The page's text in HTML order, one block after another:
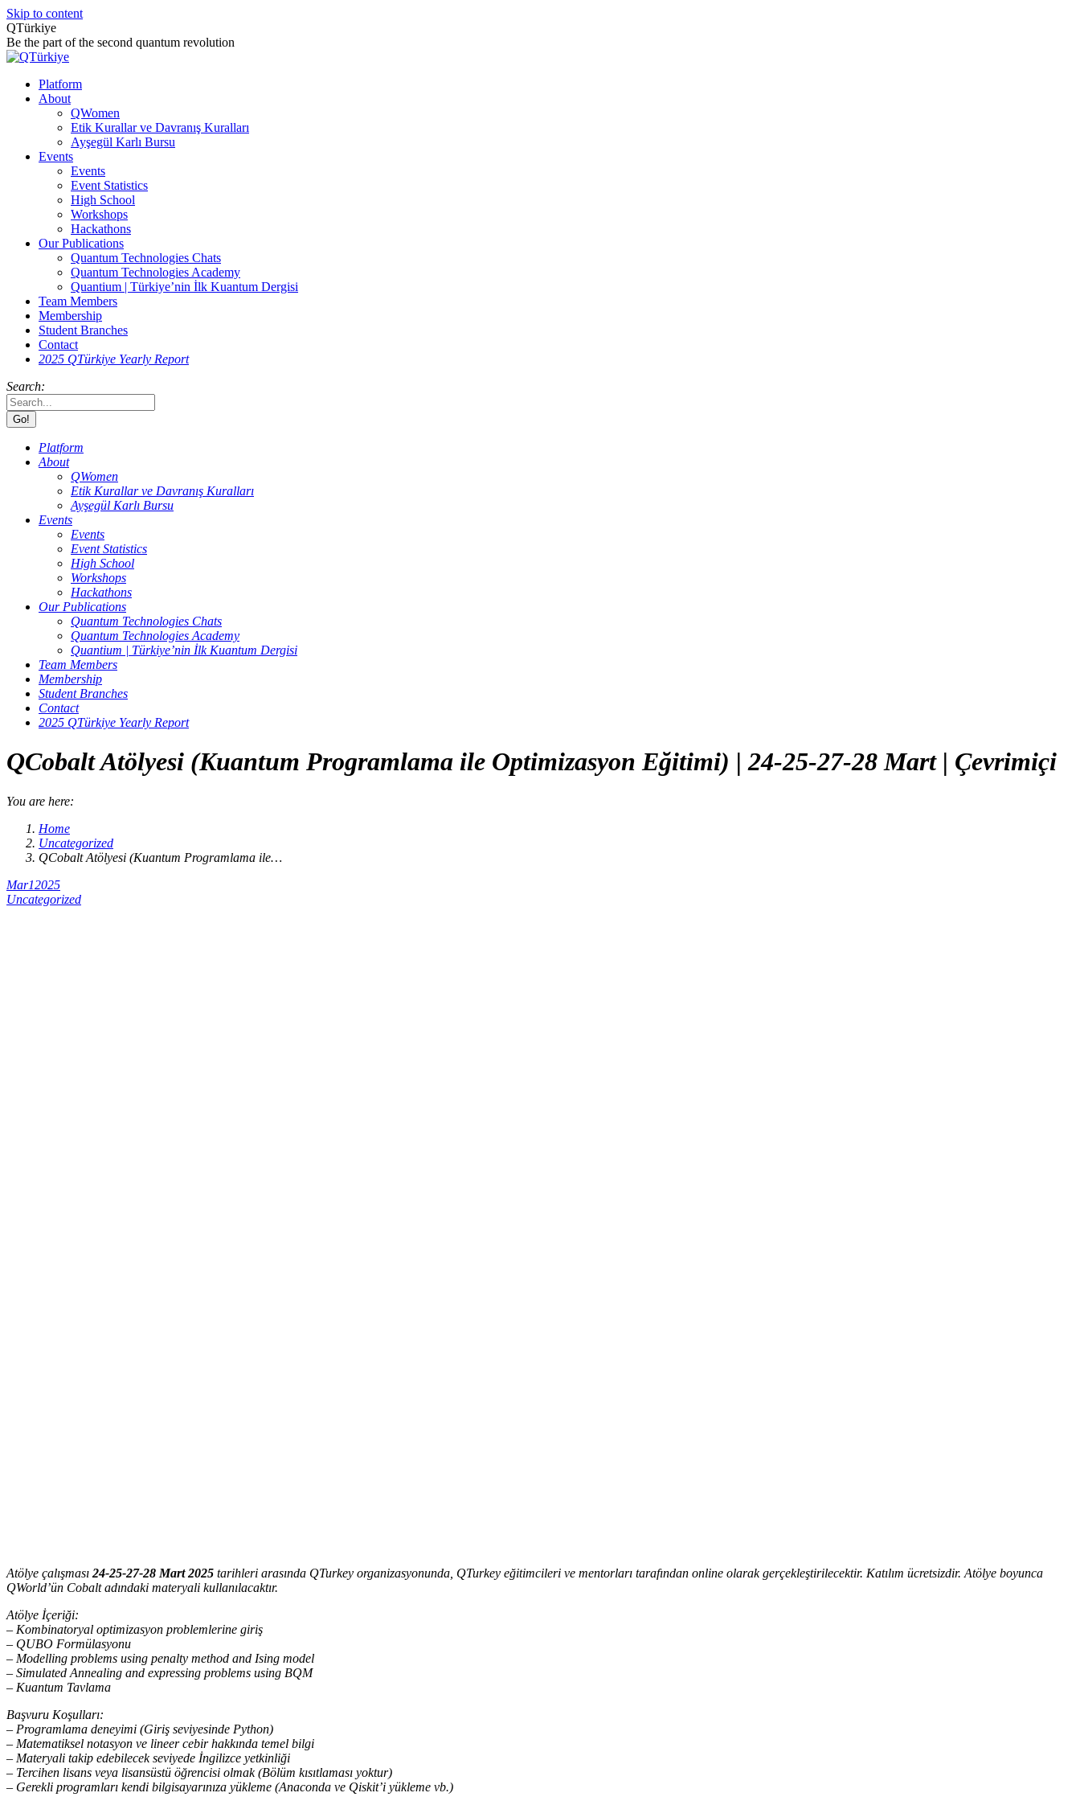
Skip to content
QTürkiye
Be the part of the second quantum revolution
Platform
About
QWomen
Etik Kurallar ve Davranış Kuralları
Ayşegül Karlı Bursu
Events
Events
Event Statistics
High School
Workshops
Hackathons
Our Publications
Quantum Technologies Chats
Quantum Technologies Academy
Quantium | Türkiye’nin İlk Kuantum Dergisi
Team Members
Membership
Student Branches
Contact
2025 QTürkiye Yearly Report
Search:
Platform
About
QWomen
Etik Kurallar ve Davranış Kuralları
Ayşegül Karlı Bursu
Events
Events
Event Statistics
High School
Workshops
Hackathons
Our Publications
Quantum Technologies Chats
Quantum Technologies Academy
Quantium | Türkiye’nin İlk Kuantum Dergisi
Team Members
Membership
Student Branches
Contact
2025 QTürkiye Yearly Report
QCobalt Atölyesi (Kuantum Programlama ile Optimizasyon Eğitimi) | 24-25-27-28 Mart | Çevrimiçi
You are here:
Home
Uncategorized
QCobalt Atölyesi (Kuantum Programlama ile…
Mar12025
Uncategorized
Atölye çalışması 24-25-27-28 Mart 2025 tarihleri arasında QTurkey organizasyonunda, QTurkey eğitimcileri ve mentorları tarafından online olarak gerçekleştirilecektir. Katılım ücretsizdir. Atölye boyunca
QWorld’ün Cobalt adındaki materyali kullanılacaktır.
Atölye İçeriği:
– Kombinatoryal optimizasyon problemlerine giriş
– QUBO Formülasyonu
– Modelling problems using penalty method and Ising model
– Simulated Annealing and expressing problems using BQM
– Kuantum Tavlama
Başvuru Koşulları:
– Programlama deneyimi (Giriş seviyesinde Python)
– Matematiksel notasyon ve lineer cebir hakkında temel bilgi
– Materyali takip edebilecek seviyede İngilizce yetkinliği
– Tercihen lisans veya lisansüstü öğrencisi olmak (Bölüm kısıtlaması yoktur)
– Gerekli programları kendi bilgisayarınıza yükleme (Anaconda ve Qiskit’i yükleme vb.)